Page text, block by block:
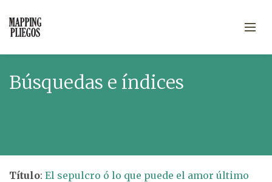
Búsquedas e índices
Título: El sepulcro ó lo que puede el amor último